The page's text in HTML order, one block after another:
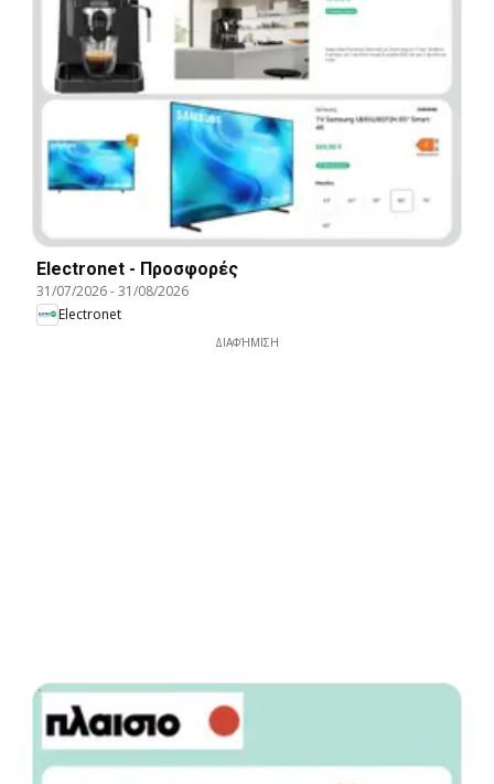
Electronet - Προσφορές
31/07/2026-31/08/2026
Electronet
ΔΙΑΦΉΜΙΣΗ